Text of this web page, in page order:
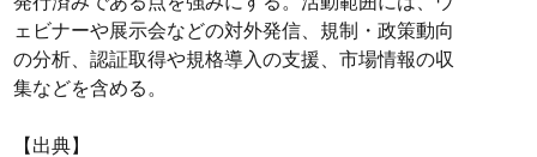
ェビナーや展示会などの対外発信、規制・政策動向
の分析、認証取得や規格導入の支援、市場情報の収
集などを含める。
【出典】